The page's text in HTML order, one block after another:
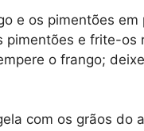
e os pimentões
pimentões e frite-
o frango;
com os grãos do